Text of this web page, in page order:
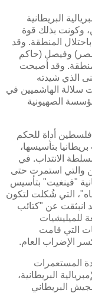
البريطانية
وكونت بذلك قوة
المنطقة. وقد
وفيصل (حاكم
وقد أصبحت
الذي شيدته
سلالة الهاشميين في
الصهيونية
في فلسطين أداة للحكم
بتأسيسها،
لسلطة الانتداب. في
والتي استمرت حتى
"فينغيت" بتأسيس
التي شُكلت لتكون
انبثقت عن "كتائب
للميليشيات
التي قامت
الإضراب العام.
المستعمرات
البريطانية،
البريطاني